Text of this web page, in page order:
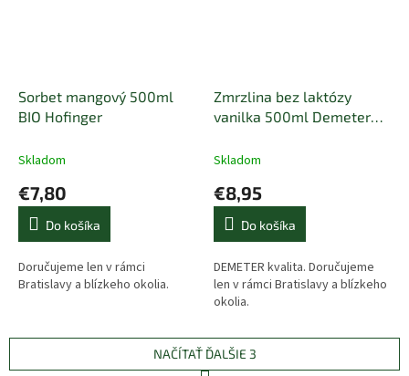
Sorbet mangový 500ml
BIO Hofinger
Skladom
€7,80
Do košíka
Doručujeme len v rámci
Bratislavy a blízkeho okolia.
Zmrzlina bez laktózy
vanilka 500ml Demeter
Skladom
€8,95
Do košíka
DEMETER kvalita. Doručujeme
len v rámci Bratislavy a blízkeho
okolia.
NAČÍTAŤ ĎALŠIE 3